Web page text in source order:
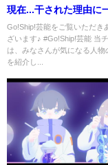
現在...干された理由に
愕...！「めざましテレ
した女子アナの韓国批
家の噂に驚きを隠せな
Go!Ship!芸能をご覧いただき
ざいます♪ #Go!Ship!芸能 当
は、みなさんが気になる人物
を紹介し...